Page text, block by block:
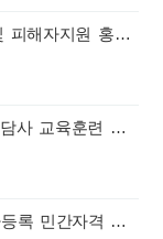
[서울] HI KOVA 학교폭력 예방 및 피해자지원 홍보 캠페인 시행
[서울사이버대학교] 제4기 피해상담사 교육훈련 실시
[경축] <피해상담사> 자격증 국가등록 민간자격 확정